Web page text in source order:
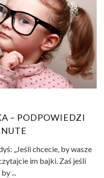
– PODPOWIEDZI
„Jeśli chcecie, by wasze
im bajki. Zaś jeśli
...